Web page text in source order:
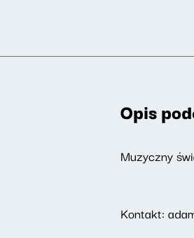
Opis
Muzyczny
Kontakt: